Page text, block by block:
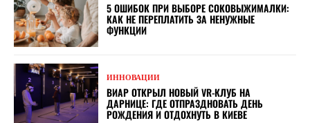
5 ОШИБОК ПРИ ВЫБОРЕ СОКОВЫЖИМАЛКИ:
КАК НЕ ПЕРЕПЛАТИТЬ ЗА НЕНУЖНЫЕ
ФУНКЦИИ
ИННОВАЦИИ
ВИАР ОТКРЫЛ НОВЫЙ VR-КЛУБ НА
ДАРНИЦЕ: ГДЕ ОТПРАЗДНОВАТЬ ДЕНЬ
РОЖДЕНИЯ И ОТДОХНУТЬ В КИЕВЕ